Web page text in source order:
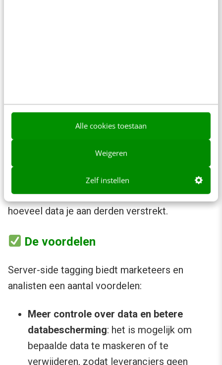
Alle cookies toestaan
Weigeren
Zelf instellen
gebruikersdata scheidt van externe
leveranciers en hun trackers. Met een server-
side component stuurt de webbrowser slechts
één verzoek en kan je bepalen welke data met
welke service worden gedeeld. Hiermee kun je
het verzamelen van data beperken en beheren
hoeveel data je aan derden verstrekt.
De voordelen
Server-side tagging biedt marketeers en
analisten een aantal voordelen:
Meer controle over data en betere
databescherming: het is mogelijk om
bepaalde data te maskeren of te
verwijderen, zodat leveranciers geen